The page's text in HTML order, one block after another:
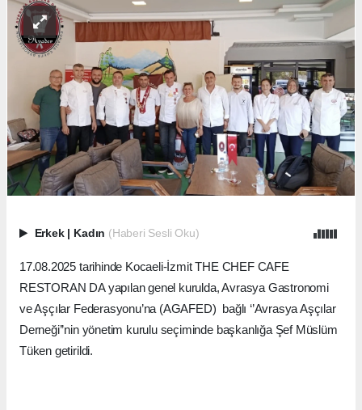
Erkek | Kadın (Haberi Sesli Oku)
17.08.2025 tarihinde Kocaeli-İzmit THE CHEF CAFE
RESTORAN DA yapılan genel kurulda, Avrasya Gastronomi
ve Aşçılar Federasyonu’na (AGAFED) bağlı ‘’Avrasya Aşçılar
Derneği’’nin yönetim kurulu seçiminde başkanlığa Şef Müslüm
Tüken getirildi.